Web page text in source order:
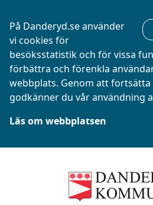
På Danderyd.se använder
vi cookies för
besöksstatistik och för vissa
förbättra och förenkla
webbplats. Genom att
godkänner du vår användning
Läs om webbplatsen